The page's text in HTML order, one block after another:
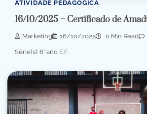
ATIVIDADE PEDAGÓGICA
16/10/2025 – Certificado de
Marketing 16/10/2025 0 Min Read
Série(s): 6° ano E.F.